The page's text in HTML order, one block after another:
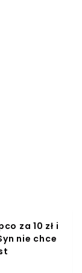
za 10 zł i
nie chce